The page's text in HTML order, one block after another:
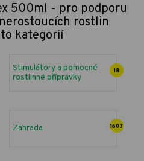
500ml - pro podporu
rostlin
kategorií
Stimulátory a pomocné
rostlinné přípravky
18
Zahrada 1603